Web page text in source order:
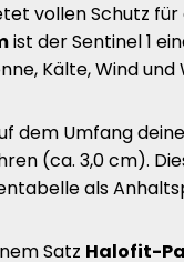
vollen Schutz für
ist der Sentinel 1
Kälte, Wind und
dem Umfang
(ca. 3,0 cm).
als
Satz Halofit-